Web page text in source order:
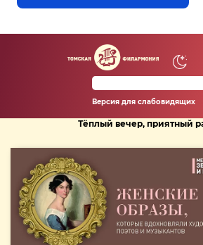
Версия для слабовидящих
Тёплый вечер, приятный